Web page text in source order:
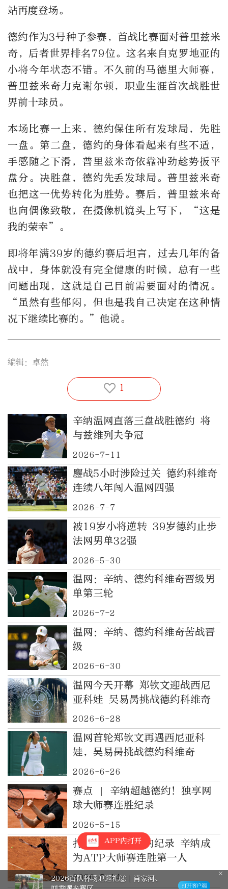
站再度登场。
德约作为3号种子参赛，首战比赛面对普里兹米
奇，后者世界排名79位。这名来自克罗地亚的
小将今年状态不错。不久前的马德里大师赛，
普里兹米奇力克谢尔顿，职业生涯首次战胜世
界前十球员。
本场比赛一上来，德约保住所有发球局，先胜
一盘。第二盘，德约的身体看起来有些不适，
手感随之下滑，普里兹米奇依靠冲劲趁势扳平
盘分。决胜盘，德约先丢发球局。普里兹米奇
也把这一优势转化为胜势。赛后，普里兹米奇
也向偶像致敬，在摄像机镜头上写下，“这是
我的荣幸”。
即将年满39岁的德约赛后坦言，过去几年的备
战中，身体就没有完全健康的时候，总有一些
问题出现，这就是自己目前需要面对的情况。
“虽然有些郁闷，但也是我自己决定在这种情
况下继续比赛的。”他说。
编辑：卓然
1
辛纳温网直落三盘战胜德约 将
与兹维列夫争冠
2026-7-11
鏖战5小时涉险过关 德约科维奇
连续八年闯入温网四强
2026-7-7
被19岁小将逆转 39岁德约止步
法网男单32强
2026-5-30
温网：辛纳、德约科维奇晋级男
单第三轮
2026-7-2
温网：辛纳、德约科维奇苦战晋
级
2026-6-30
温网今天开幕 郑钦文迎战西尼
亚科娃 吴易昺挑战德约科维奇
2026-6-28
温网首轮郑钦文再遇西尼亚科
娃，吴易昺挑战德约科维奇
2026-6-26
赛点 | 辛纳超越德约！独享网
球大师赛连胜纪录
2026-5-15
打破德约科维奇的纪录 辛纳成
为ATP大师赛连胜第一人
2026-5-14
APP内打开
2026百队杯场地巡礼③︱肖家河、